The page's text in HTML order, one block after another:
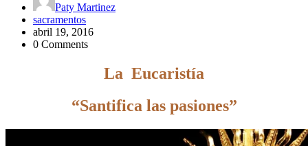
Paty Martinez
sacramentos
abril 19, 2016
0 Comments
La Eucaristía
“Santifica las pasiones”